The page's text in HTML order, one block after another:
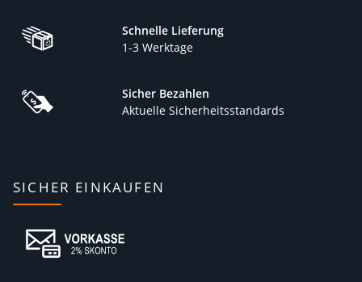
Schnelle Lieferung
1-3 Werktage
Sicher Bezahlen
Aktuelle Sicherheitsstandards
SICHER EINKAUFEN